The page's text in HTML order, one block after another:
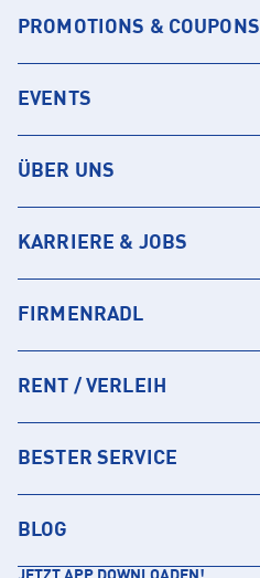
PROMOTIONS & COUPONS
EVENTS
ÜBER UNS
KARRIERE & JOBS
FIRMENRADL
RENT / VERLEIH
BESTER SERVICE
BLOG